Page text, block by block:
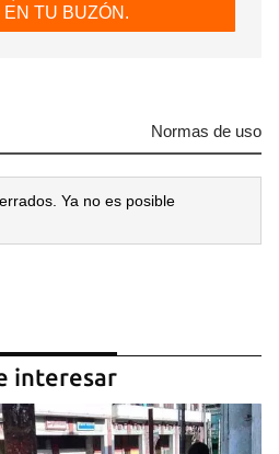
favorito, primero has de
EN TU BUZÓN.
Normas de uso
Ya no es posible
interesar